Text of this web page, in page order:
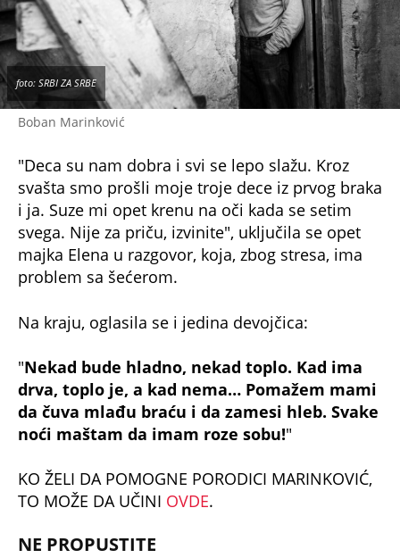
Boban Marinković
foto: SRBI ZA SRBE
"Deca su nam dobra i svi se lepo slažu. Kroz
svašta smo prošli moje troje dece iz prvog braka
i ja. Suze mi opet krenu na oči kada se setim
svega. Nije za priču, izvinite", uključila se opet
majka Elena u razgovor, koja, zbog stresa, ima
problem sa šećerom.
Na kraju, oglasila se i jedina devojčica:
"Nekad bude hladno, nekad toplo. Kad ima
drva, toplo je, a kad nema… Pomažem mami
da čuva mlađu braću i da zamesi hleb. Svake
noći maštam da imam roze sobu!"
KO ŽELI DA POMOGNE PORODICI MARINKOVIĆ,
TO MOŽE DA UČINI OVDE.
NE PROPUSTITE